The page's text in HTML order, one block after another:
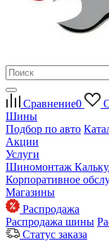
Сравнение0
Шины
Подбор по авто
Акции
Услуги
Шиномонтаж
Корпоративное
Магазины
Распродажа
Распродажа шины
Статус заказа